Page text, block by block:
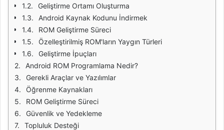
Geliştirme Ortamı Oluşturma
Android Kaynak Kodunu İndirmek
ROM Geliştirme Süreci
Özelleştirilmiş ROM'ların Yaygın Türleri
Geliştirme İpuçları
Android ROM Programlama Nedir?
Gerekli Araçlar ve Yazılımlar
Öğrenme Kaynakları
ROM Geliştirme Süreci
Güvenlik ve Yedekleme
Topluluk Desteği